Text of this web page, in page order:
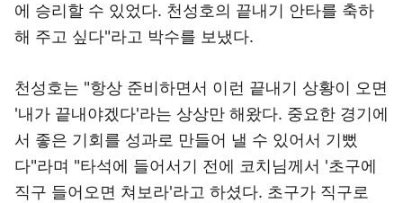
에 승리할 수 있었다. 천성호의 끝내기 안타를 축하
해 주고 싶다"라고 박수를 보냈다.
천성호는 "항상 준비하면서 이런 끝내기 상황이 오면
'내가 끝내야겠다'라는 상상만 해왔다. 중요한 경기에
서 좋은 기회를 성과로 만들어 낼 수 있어서 기뻤
다"라며 "타석에 들어서기 전에 코치님께서 '초구에
직구 들어오면 쳐보라'라고 하셨다. 초구가 직구로